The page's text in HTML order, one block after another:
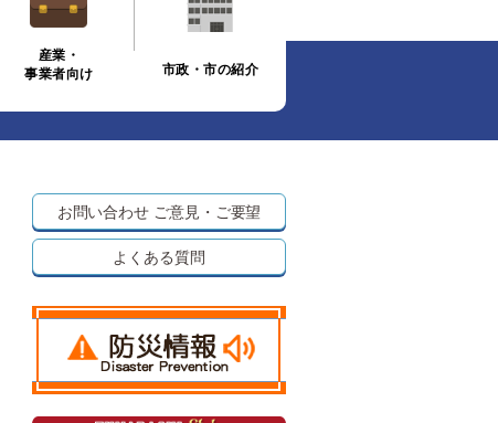
産業・
事業者向け
市政・市の紹介
お問い合わせ ご意見・ご要望
よくある質問